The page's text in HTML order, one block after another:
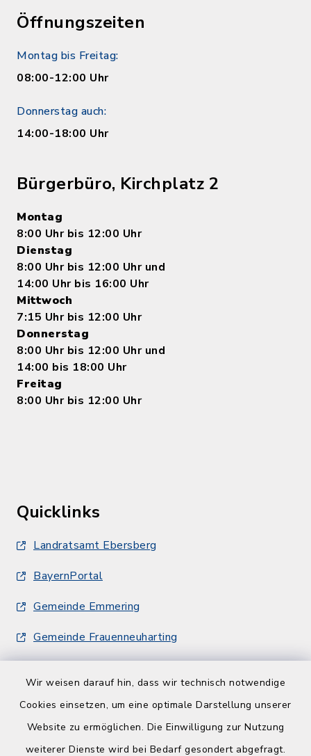
Wir weisen darauf hin, dass wir technisch notwendige
Cookies einsetzen, um eine optimale Darstellung unserer
Website zu ermöglichen. Die Einwilligung zur Nutzung
weiterer Dienste wird bei Bedarf gesondert abgefragt.
Öffnungszeiten
Montag bis Freitag:
08:00-12:00 Uhr
Donnerstag auch:
14:00-18:00 Uhr
Bürgerbüro, Kirchplatz 2
Montag
8:00 Uhr bis 12:00 Uhr
Dienstag
8:00 Uhr bis 12:00 Uhr und
14:00 Uhr bis 16:00 Uhr
Mittwoch
7:15 Uhr bis 12:00 Uhr
Donnerstag
8:00 Uhr bis 12:00 Uhr und
14:00 bis 18:00 Uhr
Freitag
8:00 Uhr bis 12:00 Uhr
Quicklinks
Landratsamt Ebersberg
BayernPortal
Gemeinde Emmering
Gemeinde Frauenneuharting